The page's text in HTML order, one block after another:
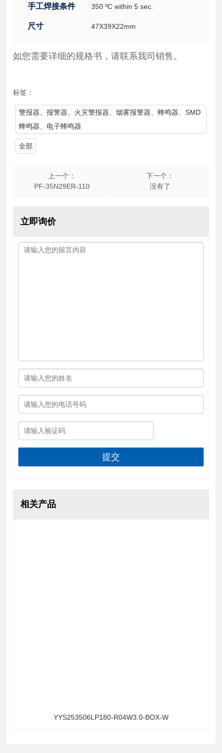
手工焊接条件 350 ºC within 5 sec.
尺寸 47X39X22mm
如您需要详细的规格书，请联系我司销售。
标签：
警报器、报警器、火灾警报器、烟雾报警器、蜂鸣器、SMD
蜂鸣器、电子蜂鸣器
全部
上一个：
PF-35N29ER-110
下一个：
没有了
立即询价
提交
相关产品
YYS253506LP180-R04W3.0-BOX-W